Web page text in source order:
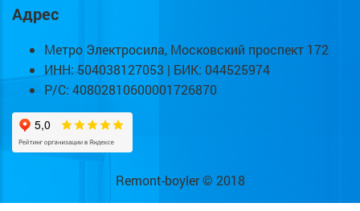
Адрес
Метро Электросила, Московский проспект 172
ИНН: 504038127053 | БИК: 044525974
Р/С: 40802810600001726870
Remont-boyler © 2018